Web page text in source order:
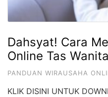
Dahsyat! Cara
Online Tas
PANDUAN WIRAUSAHA
KLIK DISINI UNTUK